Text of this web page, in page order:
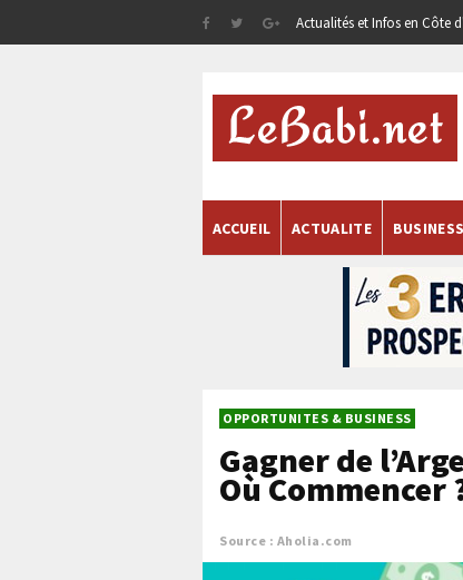
Actualités et Infos en Côte
ACCUEIL ACTUALITE BUSINESS
OPPORTUNITES & BUSINESS
Gagner de
Où Commencer
Source : Aholia.com